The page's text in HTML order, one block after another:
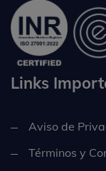
Links
Aviso de
Términos y